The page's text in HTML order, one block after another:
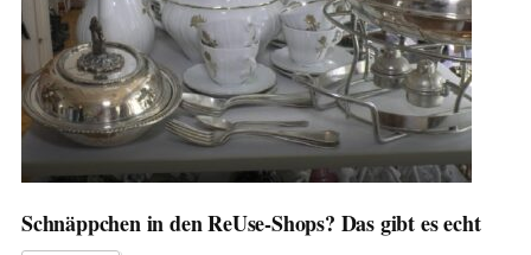
Schnäppchen in den ReUse-Shops? Das gibt es echt